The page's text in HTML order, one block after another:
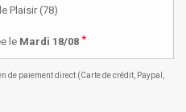
Plaisir (78)
le Mardi 18/08 *
de paiement direct (Carte de crédit, Paypal,